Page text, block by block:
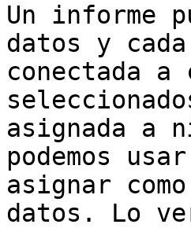
Un informe
datos y
conectada
asignada a
podemos
asignar
datos. Lo